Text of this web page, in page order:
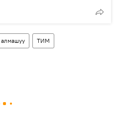
алмашуу ТИМ